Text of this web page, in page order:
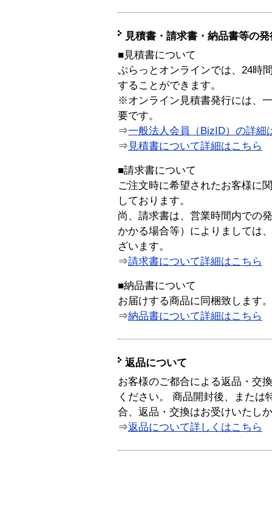
見積書・請求書・納品書等の
■見積書について
ぷらっとオンラインでは、24時
することができます。
※オンライン見積書発行には、
要です。
⇒一般法人会員（BizID）の詳細
⇒ 見積書について詳細はこちら
■請求書について
ご注文時に希望されたお客様に
しております。
尚、請求書は、営業時間内での
かかる場合等）によりましては
ざいます。
⇒請求書について詳細はこちら
■納品書について
お届けする商品に同梱致します。
⇒納品書について詳細はこちら
返品について
お客様のご都合による返品・交
ください。 商品開封後、または
合、返品・交換はお受けいたし
⇒返品について詳しくはこちら